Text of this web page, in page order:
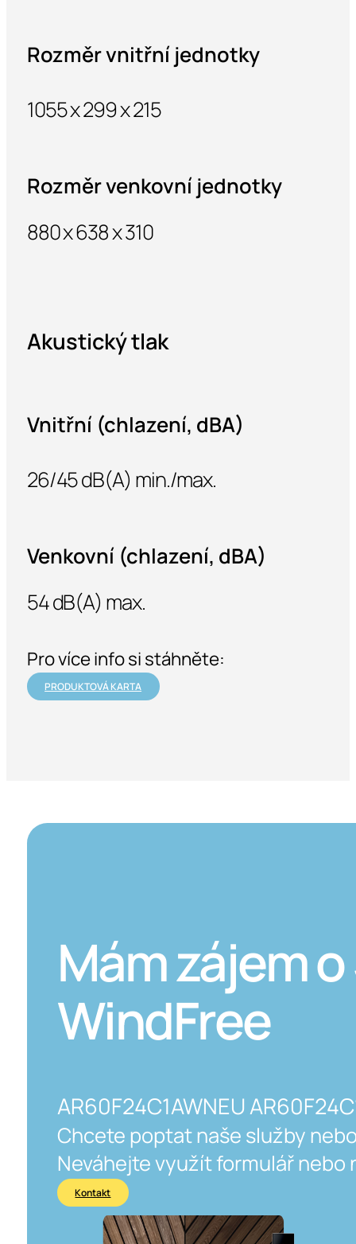
Rozměr vnitřní jednotky
1055 x 299 x 215
Rozměr venkovní jednotky
880 x 638 x 310
Akustický tlak
Vnitřní (chlazení, dBA)
26/45 dB(A) min./max.
Venkovní (chlazení, dBA)
54 dB(A) max.
Pro více info si stáhněte:
PRODUKTOVÁ KARTA
Mám zájem
WindFree
AR60F24C1AWNEU
Chcete poptat naše služby
Neváhejte využít formulář nebo
Kontakt